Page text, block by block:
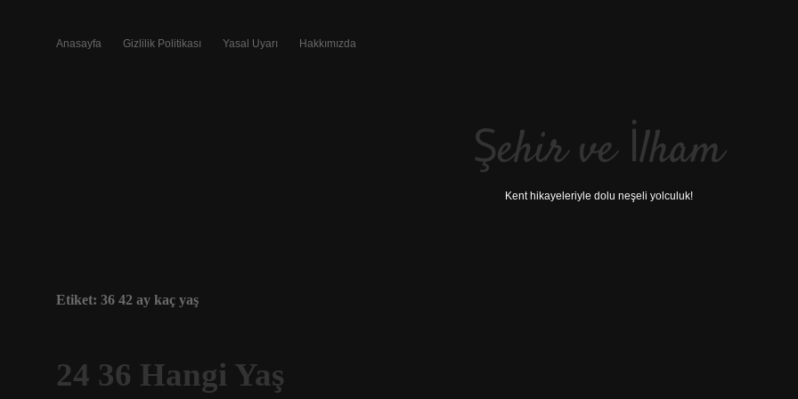
Anasayfa Gizlilik Politikası Yasal Uyarı Hakkımızda
Şehir ve İlham
Kent hikayeleriyle dolu neşeli yolculuk!
Etiket: 36 42 ay kaç yaş
24 36 Hangi Yaş